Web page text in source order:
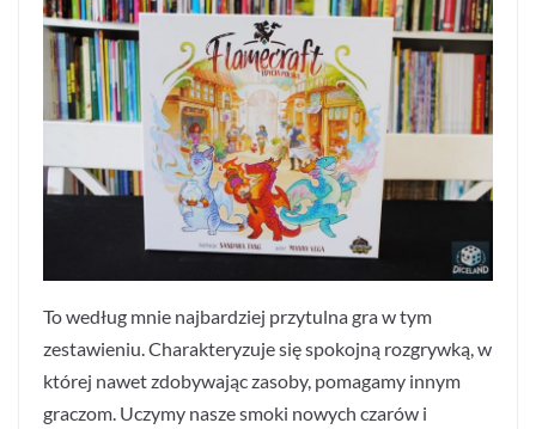
To według mnie najbardziej przytulna gra w tym
zestawieniu. Charakteryzuje się spokojną rozgrywką, w
której nawet zdobywając zasoby, pomagamy innym
graczom. Uczymy nasze smoki nowych czarów i